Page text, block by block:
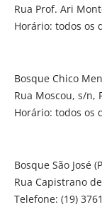
Rua Prof. Ari
Horário: todos os
Bosque Chico
Rua Moscou, s/n,
Horário: todos os
Bosque São José
Rua Capistrano
Telefone: (19)